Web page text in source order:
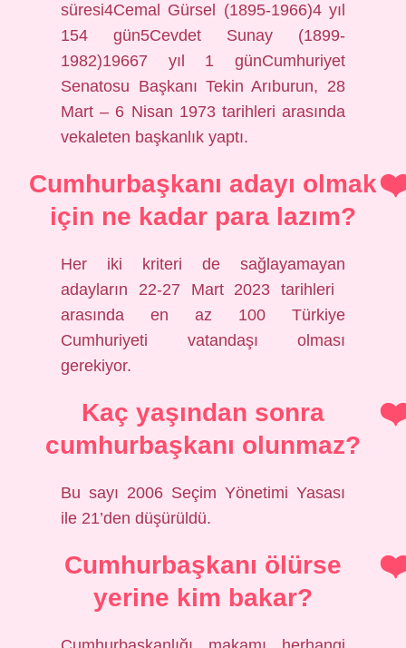
süresi4Cemal Gürsel (1895-1966)4 yıl
154 gün5Cevdet Sunay (1899-
1982)19667 yıl 1 günCumhuriyet
Senatosu Başkanı Tekin Arıburun, 28
Mart – 6 Nisan 1973 tarihleri ​​arasında
vekaleten başkanlık yaptı.
Cumhurbaşkanı adayı olmak
için ne kadar para lazım?
Her iki kriteri de sağlayamayan
adayların 22-27 Mart 2023 tarihleri ​​
arasında en az 100 Türkiye
Cumhuriyeti vatandaşı olması
gerekiyor.
Kaç yaşından sonra
cumhurbaşkanı olunmaz?
Bu sayı 2006 Seçim Yönetimi Yasası
ile 21’den düşürüldü.
Cumhurbaşkanı ölürse
yerine kim bakar?